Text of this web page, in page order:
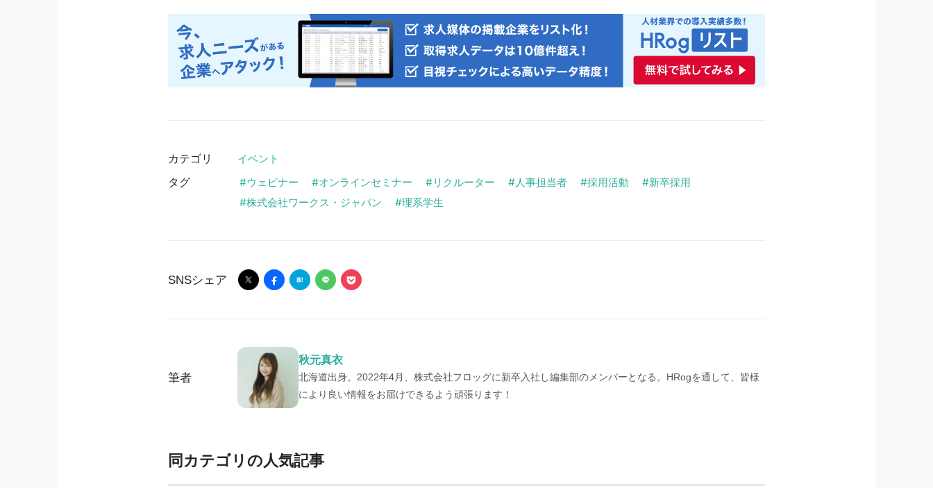
カテゴリ イベント
タグ ウェビナー オンラインセミナー リクルーター 人事担当者 採用活動
新卒採用
株式会社ワークス・ジャパン
理系学生
SNSシェア
筆者
秋元真衣
北海道出身。2022年4月、株式会社フロッグに新卒入社し編集部のメンバーとなる。HRogを通して、皆様
により良い情報をお届けできるよう頑張ります！
同カテゴリの人気記事